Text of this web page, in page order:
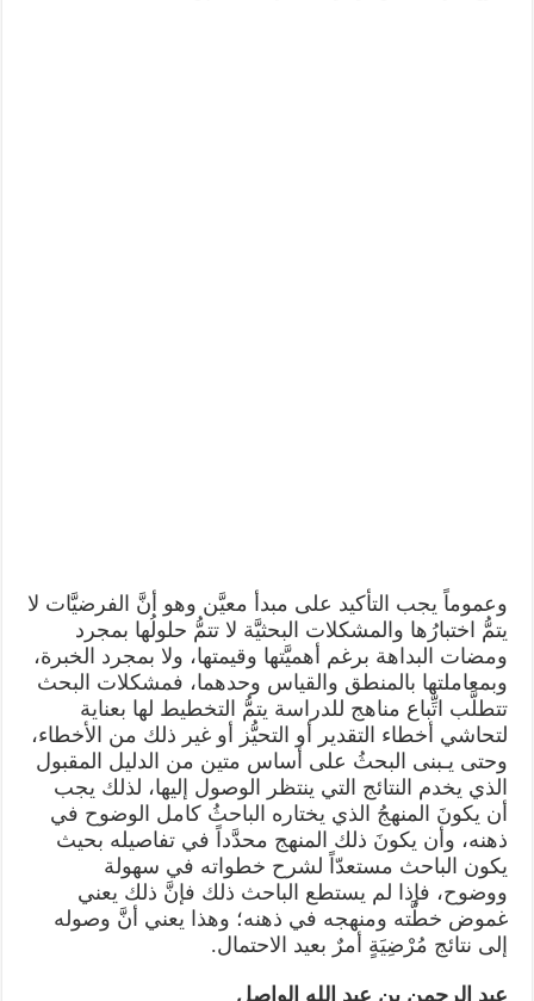
وعموماً يجب التأكيد على مبدأ معيَّن وهو أنَّ الفرضيَّات لا
يتمُّ اختبارُها والمشكلات البحثيَّة لا تتمُّ حلولُها بمجرد
ومضات البداهة برغم أهميَّتها وقيمتها، ولا بمجرد الخبرة،
وبمعاملتها بالمنطق والقياس وحدهما، فمشكلات البحث
تتطلَّب اتِّباع مناهج للدراسة يتمُّ التخطيط لها بعناية
لتحاشي أخطاء التقدير أو التحيُّز أو غير ذلك من الأخطاء،
وحتى يـبنى البحثُ على أساس متين من الدليل المقبول
الذي يخدم النتائج التي ينتظر الوصول إليها، لذلك يجب
أن يكونَ المنهجُ الذي يختاره الباحثُ كامل الوضوح في
ذهنه، وأن يكونَ ذلك المنهج محدَّداً في تفاصيله بحيث
يكون الباحث مستعدّاً لشرح خطواته في سهولة
ووضوح، فإذا لم يستطع الباحث ذلك فإنَّ ذلك يعني
غموض خطَّته ومنهجه في ذهنه؛ وهذا يعني أنَّ وصوله
إلى نتائج مُرْضِيَةٍ أمرٌ بعيد الاحتمال.
عبد الرحمن بن عبد الله الواصل